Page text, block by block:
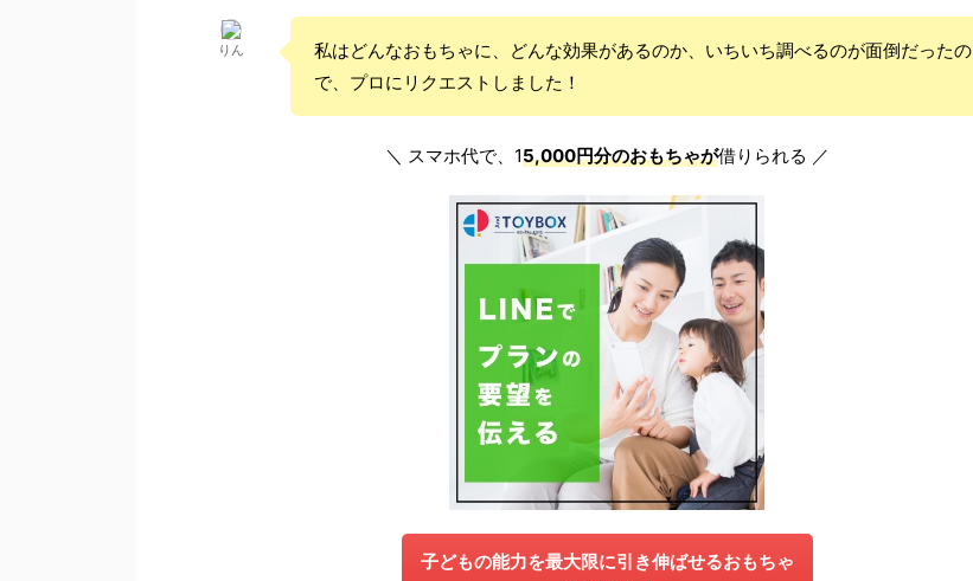
りん
私はどんなおもちゃに、どんな効果があるのか、いちいち調べるのが面倒だったの
で、プロにリクエストしました！
＼ スマホ代で、15,000円分のおもちゃが借りられる ／
子どもの能力を最大限に引き伸ばせるおもちゃ